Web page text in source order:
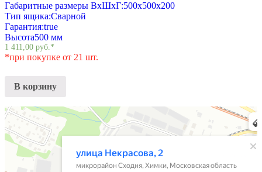
Габаритные размеры ВхШхГ:500х500х200
Тип ящика:Сварной
Гарантия:true
Высота500 мм
1 411,00 руб.*
*при покупке от 21 шт.
В корзину
Химки
Яндекс Карты — транспорт, навигация, поиск мест